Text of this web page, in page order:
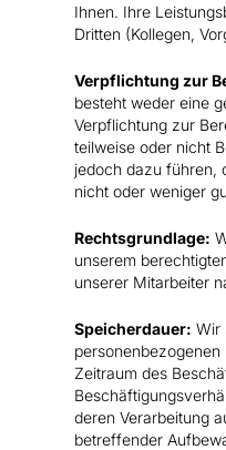
Ihnen. Ihre
Dritten (Kollegen,
Verpflichtung zur
besteht weder eine
Verpflichtung zur
teilweise oder nicht
jedoch dazu führen,
nicht oder weniger
Rechtsgrundlage:
unserem
unserer Mitarbeiter
Speicherdauer: Wir
Zeitraum des
deren Verarbeitung
betreffender